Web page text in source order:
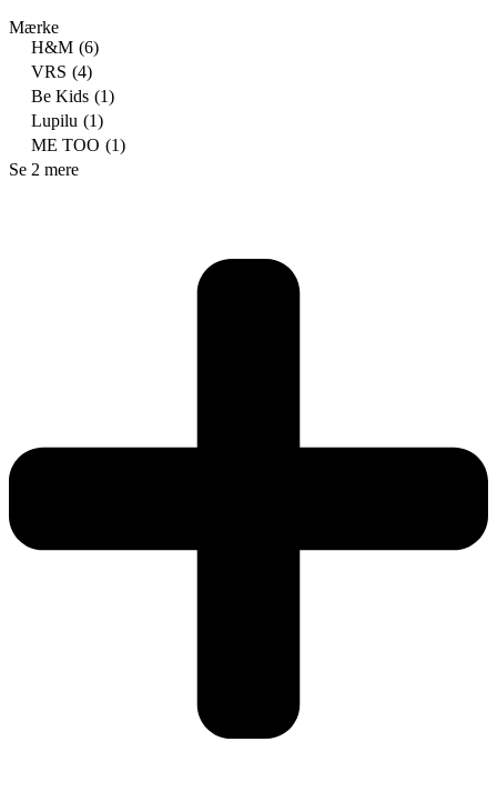
Mærke
H&M (6)
VRS (4)
Be Kids (1)
Lupilu (1)
ME TOO (1)
Se 2 mere